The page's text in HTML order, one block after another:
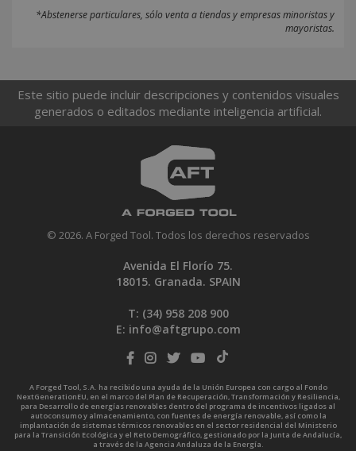
*Abstenerse particulares, sólo venta a tiendas y empresas minoristas y
mayoristas.
Este sitio puede incluir descripciones y contenidos visuales
generados o editados mediante inteligencia artificial.
© 2026. A Forged Tool. Todos los derechos reservados
Avenida El Florío 75.
18015. Granada. SPAIN
T: (34) 958 208 900
E: info@aftgrupo.com
A Forged Tool, S.A. ha recibido una ayuda de la Unión Europea con cargo al Fondo
NextGenerationEU, en el marco del Plan de Recuperación, Transformación y Resiliencia,
para Desarrollo de energías renovables dentro del programa de incentivos ligados al
autoconsumo y almacenamiento, con fuentes de energía renovable, así como la
implantación de sistemas térmicos renovables en el sector residencial del Ministerio
para la Transición Ecológica y el Reto Demográfico, gestionado por la Junta de Andalucía,
a través de la Agencia Andaluza de la Energía.